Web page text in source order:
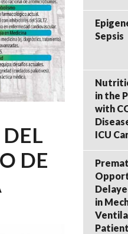
DE
Sepsis
in the
with
ICU
in